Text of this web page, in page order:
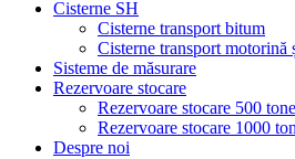
Cisterne SH
Cisterne transport bitum
Cisterne transport motorină
Sisteme de măsurare
Rezervoare stocare
Rezervoare stocare 500 tone
Rezervoare stocare 1000
Despre noi